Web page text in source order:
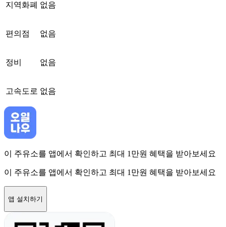
지역화폐 없음
편의점 없음
정비 없음
고속도로 없음
이 주유소를 앱에서 확인하고 최대 1만원 혜택을 받아보세요
이 주유소를 앱에서 확인하고 최대 1만원 혜택을 받아보세요
앱 설치하기